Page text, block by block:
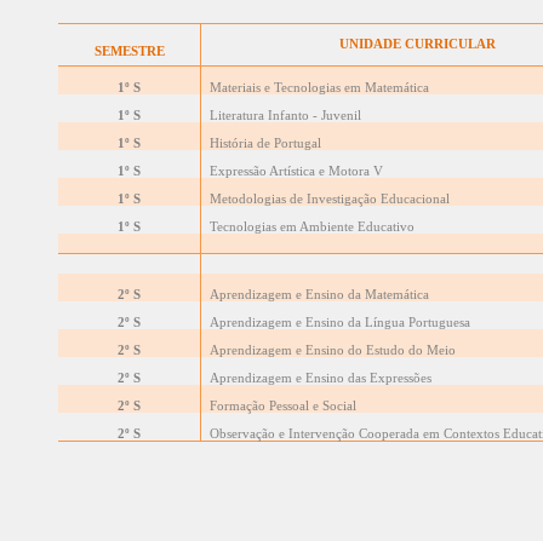
SEMESTRE
UNIDADE CURRICULAR
1º S Materiais e Tecnologias em Matemática
1º S Literatura Infanto - Juvenil
1º S História de Portugal
1º S Expressão Artística e Motora V
1º S Metodologias de Investigação Educacional
1º S Tecnologias em Ambiente Educativo
2º S Aprendizagem e Ensino da Matemática
2º S Aprendizagem e Ensino da Língua Portuguesa
2º S Aprendizagem e Ensino do Estudo do Meio
2º S Aprendizagem e Ensino das Expressões
2º S Formação Pessoal e Social
2º S Observação e Intervenção Cooperada em Contextos